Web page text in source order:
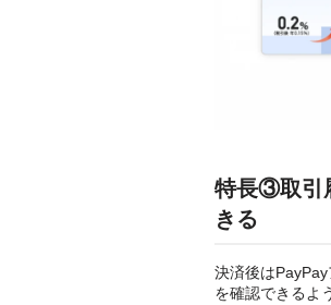
特長③取引
きる
決済後は
を確認できるよ